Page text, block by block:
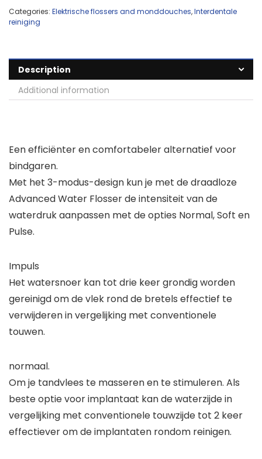
Categories: Elektrische flossers and monddouches,Interdentale
reiniging
Description
Additional information
Een efficiënter en comfortabeler alternatief voor
bindgaren.
Met het 3-modus-design kun je met de draadloze
Advanced Water Flosser de intensiteit van de
waterdruk aanpassen met de opties Normal, Soft en
Pulse.
Impuls
Het watersnoer kan tot drie keer grondig worden
gereinigd om de vlek rond de bretels effectief te
verwijderen in vergelijking met conventionele
touwen.
normaal.
Om je tandvlees te masseren en te stimuleren. Als
beste optie voor implantaat kan de waterzijde in
vergelijking met conventionele touwzijde tot 2 keer
effectiever om de implantaten rondom reinigen.